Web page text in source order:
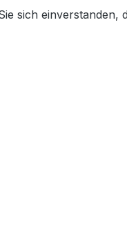
sich einverstanden,